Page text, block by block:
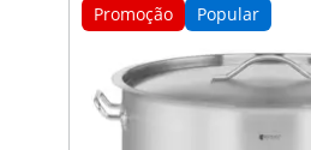
Promoção Popular